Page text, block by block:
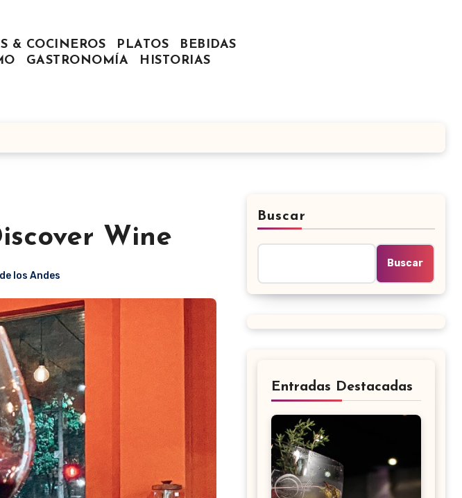
& COCINEROS PLATOS
BEBIDAS
GASTRONOMÍA HISTORIAS
Wine
los Andes
Buscar
Buscar
Entradas Destacadas